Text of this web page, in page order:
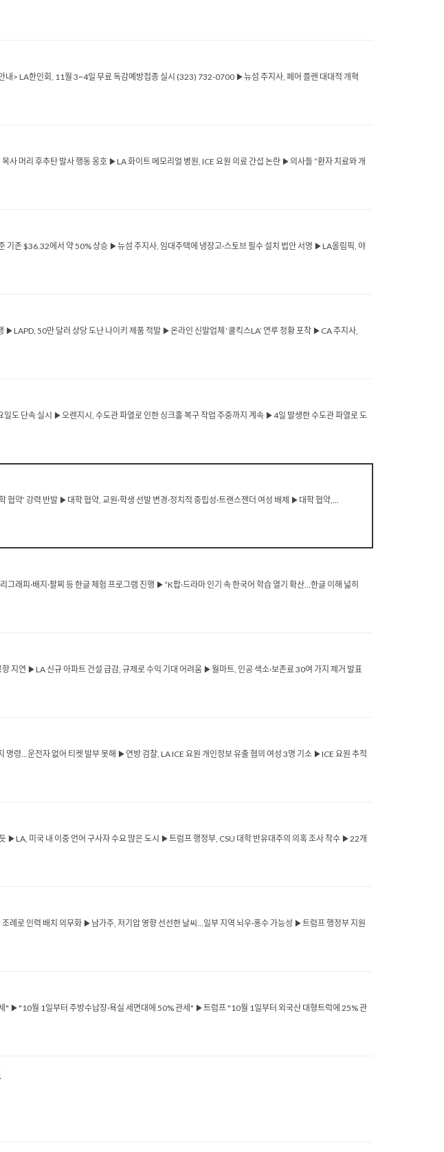
> LA한인회, 11월 3~4일 무료 독감예방접종 실시 (323) 732-0700 ▶뉴섬 주지사, 페어 플랜 대대적 개혁
머리 후추탄 발사 행동 옹호 ▶LA 화이트 메모리얼 병원, ICE 요원 의료 간섭 논란 ▶의사들 “환자 치료와 개
존 $36.32에서 약 50% 상승 ▶뉴섬 주지사, 임대주택에 냉장고·스토브 필수 설치 법안 서명 ▶LA올림픽, 야
50만 달러 상당 도난 나이키 제품 적발 ▶온라인 신발업체 ‘쿨킥스LA’ 연루 정황 포착 ▶CA 주지사,
단속 실시 ▶오렌지시, 수도관 파열로 인한 싱크홀 복구 작업 주중까지 계속 ▶4일 발생한 수도관 파열로 도
약’ 강력 반발 ▶대학 협약, 교원·학생 선발 변경·정치적 중립성·트랜스젠더 여성 배제 ▶대학 협약,...
피·배지·팔찌 등 한글 체험 프로그램 진행 ▶“K팝·드라마 인기 속 한국어 학습 열기 확산…한글 이해 넓히
지연 ▶LA 신규 아파트 건설 급감, 규제로 수익 기대 어려움 ▶월마트, 인공 색소·보존료 30여 가지 제거 발표
령…운전자 없어 티켓 발부 못해 ▶연방 검찰, LA ICE 요원 개인정보 유출 혐의 여성 3명 기소 ▶ICE 요원 추적
미국 내 이중 언어 구사자 수요 많은 도시 ▶트럼프 행정부, CSU 대학 반유대주의 의혹 조사 착수 ▶22개
로 인력 배치 의무화 ▶남가주, 저기압 영향 선선한 날씨…일부 지역 뇌우·홍수 가능성 ▶트럼프 행정부 지원
▶"10월 1일부터 주방수납장·욕실 세면대에 50% 관세" ▶트럼프 "10월 1일부터 외국산 대형트럭에 25% 관